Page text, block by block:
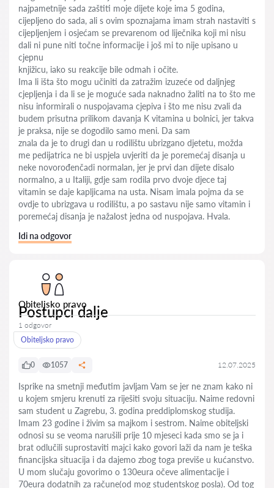
najpametnije sada zaštiti moje dijete koje ima 5 godina,
cijepljeno do sada, ali s ovim spoznajama imam strah nastaviti s
cijepljenjem i osjećam se prevarenom od liječnika koji mi nisu
dali ni pune niti točne informacije i još mi to nije upisano u
cjepnu
knjižicu, iako su reakcije bile odmah i očite.
Ima li išta što mogu učiniti da zatražim izuzeće od daljnjeg
cjepljenja i da li se je moguće sada naknadno žaliti na to što me
nisu informirali o nuspojavama cjepiva i što me nisu zvali da
budem prisutna prilikom davanja K vitamina u bolnici, jer takva
je praksa, nije se dogodilo samo meni. Da sam
znala da je to drugi dan u rodilištu ubrizgano djetetu, možda
me pedijatrica ne bi uspjela uvjeriti da je poremećaj disanja u
neke novorođenčadi normalan, jer je prvi dan dijete disalo
normalno, a u Italiji, gdje sam rodila prvo dvoje djece taj
vitamin se daje kapljicama na usta. Nisam imala pojma da se
ovdje to ubrizgava u rodilištu, a po sastavu nije samo vitamin i
poremećaj disanja je nažalost jedna od nuspojava. Hvala.
Idi na odgovor
Obiteljsko pravo
Postupci dalje
1 odgovor
Obiteljsko pravo
0 1057 12.07.2025
Isprike na smetnji međutim javljam Vam se jer ne znam kako ni
u kojem smjeru krenuti za riješiti svoju situaciju. Naime redovni
sam student u Zagrebu, 3. godina preddiplomskog studija.
Imam 23 godine i živim sa majkom i sestrom. Naime obiteljski
odnosi su se veoma narušili prije 10 mjeseci kada smo se ja i
brat odlučili suprostaviti majci kako govori laži da nam je teška
financijska situacija i da dajemo zbog toga previše u kućanstvo.
U mom slučaju govorimo o 130eura očeve alimentacije i
70eura dodatnih za račune(od mog studentskog posla). Od tog